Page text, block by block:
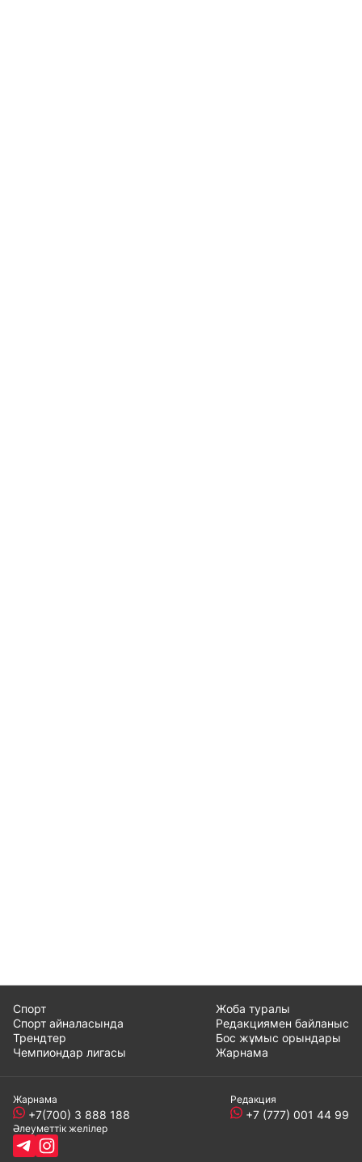
Спорт
Спорт айналасында
Трендтер
Чемпиондар лигасы
Жоба туралы
Редакциямен байланыс
Бос жұмыс орындары
Жарнама
Жарнама
+7(700) 3 888 188
Редакция
+7 (777) 001 44 99
Әлеуметтік желілер